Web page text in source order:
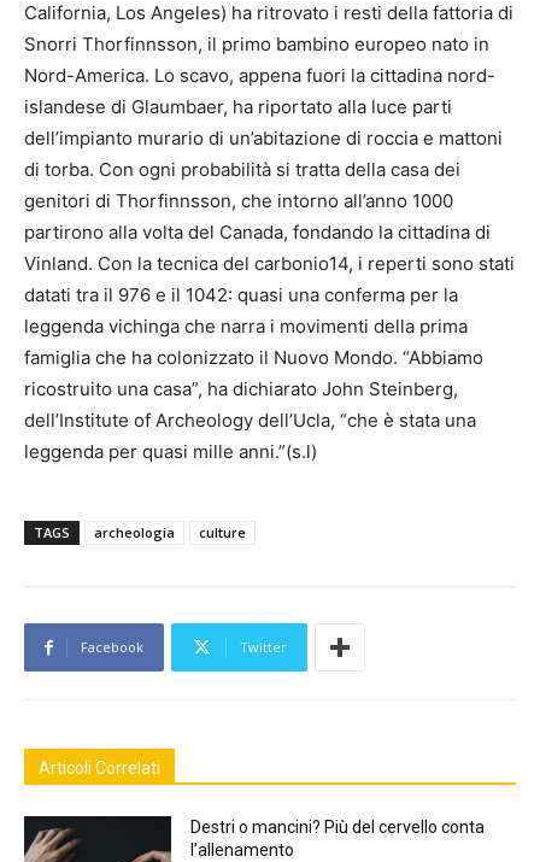
California, Los Angeles) ha ritrovato i resti della fattoria di
Snorri Thorfinnsson, il primo bambino europeo nato in
Nord-America. Lo scavo, appena fuori la cittadina nord-
islandese di Glaumbaer, ha riportato alla luce parti
dell’impianto murario di un’abitazione di roccia e mattoni
di torba. Con ogni probabilità si tratta della casa dei
genitori di Thorfinnsson, che intorno all’anno 1000
partirono alla volta del Canada, fondando la cittadina di
Vinland. Con la tecnica del carbonio14, i reperti sono stati
datati tra il 976 e il 1042: quasi una conferma per la
leggenda vichinga che narra i movimenti della prima
famiglia che ha colonizzato il Nuovo Mondo. “Abbiamo
ricostruito una casa”, ha dichiarato John Steinberg,
dell’Institute of Archeology dell’Ucla, “che è stata una
leggenda per quasi mille anni.”(s.l)
TAGS archeologia culture
Facebook Twitter
Articoli Correlati
Destri o mancini? Più del cervello conta
l’allenamento